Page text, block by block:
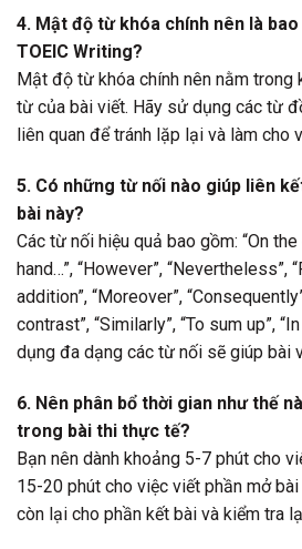
4. Mật độ từ khóa chính nên là
TOEIC Writing?
Mật độ từ khóa chính nên nằm trong
từ của bài viết. Hãy sử dụng các từ
liên quan để tránh lặp lại và làm cho
5. Có những từ nối nào giúp liên
bài này?
Các từ nối hiệu quả bao gồm: “On
hand…”, “However”, “Nevertheless”,
addition”, “Moreover”,
contrast”, “Similarly”, “To sum up”,
dụng đa dạng các từ nối sẽ giúp bài
6. Nên phân bổ thời gian như thế
trong bài thi thực tế?
Bạn nên dành khoảng 5-7 phút cho
15-20 phút cho việc viết phần mở
còn lại cho phần kết bài và kiểm tra